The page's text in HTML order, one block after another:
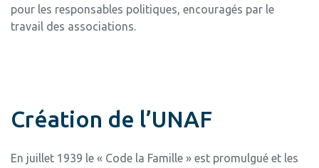
pour les responsables politiques, encouragés par le
travail des associations.
Création de l’UNAF
En juillet 1939 le « Code la Famille » est promulgué et les